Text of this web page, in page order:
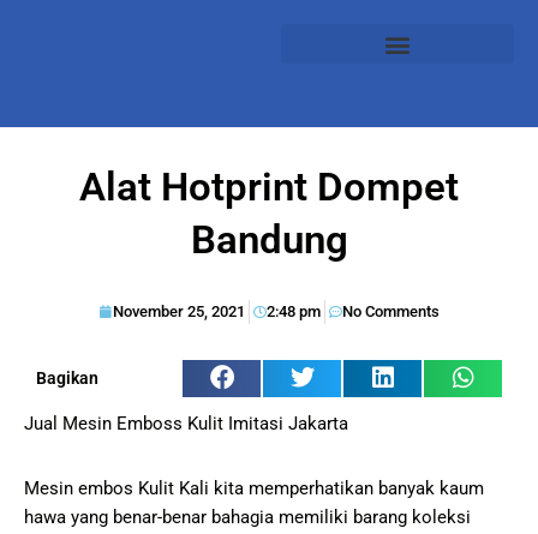
Alat Hotprint Dompet
Bandung
November 25, 2021 2:48 pm No Comments
Bagikan
Jual Mesin Emboss Kulit Imitasi Jakarta
Mesin embos Kulit Kali kita memperhatikan banyak kaum
hawa yang benar-benar bahagia memiliki barang koleksi